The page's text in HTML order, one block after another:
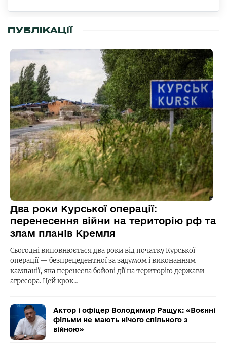
ПУБЛІКАЦІЇ
Два роки Курської операції:
перенесення війни на територію рф та
злам планів Кремля
Сьогодні виповнюється два роки від початку Курської
операції — безпрецедентної за задумом і виконанням
кампанії, яка перенесла бойові дії на територію держави-
агресора. Цей крок…
Актор і офіцер Володимир Ращук: «Воєнні
фільми не мають нічого спільного з
війною»